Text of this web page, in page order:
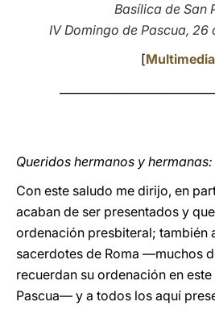
Basílica de San
IV Domingo de Pascua,
[Multimedia
Queridos hermanos y hermanas:
Con este saludo me dirijo, en
acaban de ser presentados y
ordenación presbiteral; también
sacerdotes de Roma —muchos
recuerdan su ordenación en
Pascua— y a todos los aquí